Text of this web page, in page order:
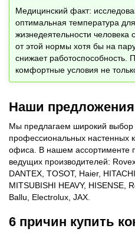
Медицинский факт:
оптимальная температура
жизнедеятельности человека
от этой нормы хотя бы на
снижает работоспособность.
комфортные условия не
Наши предложения
Мы предлагаем широкий
профессиональных настенных
офиса. В нашем ассортименте
ведущих производителей:
DANTEX, TOSOT, Haier,
MITSUBISHI HEAVY, HISENSE,
Ballu, Electrolux, JAX.
6 причин купить